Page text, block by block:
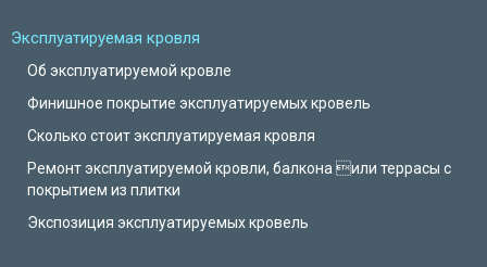
Эксплуатируемая кровля
Об эксплуатируемой кровле
Финишное покрытие эксплуатируемых кровель
Сколько стоит эксплуатируемая кровля
Ремонт эксплуатируемой кровли, балкона или террасы с
покрытием из плитки
Экспозиция эксплуатируемых кровель